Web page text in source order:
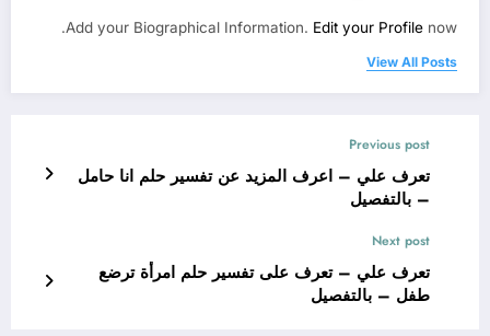
Add your Biographical Information. Edit your Profile now.
View All Posts
Previous post
تعرف علي – اعرف المزيد عن تفسير حلم انا حامل
– بالتفصيل
Next post
تعرف علي – تعرف على تفسير حلم امرأة ترضع
طفل – بالتفصيل